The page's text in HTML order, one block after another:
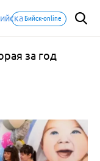
Бийск-online
за год